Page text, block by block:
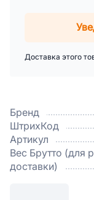
Бренд
ШтрихКод
Артикул
Вес Брутто (для
доставки)
Доставка этого